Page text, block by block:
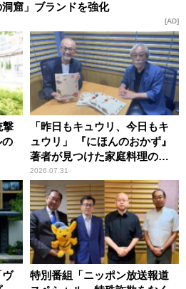
窟」ブランドを強化
AD
撃
「昨日もキュウリ、今日もキ
ュウリ」 『にほんのおかず』
著者が見つけた家庭料理の知
恵
2026.07.31
ヴ
特別番組「ニッポン放送報道